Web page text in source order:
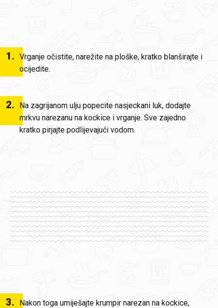
1. Vrganje očistite, narežite na ploške, kratko blanširajte i
ocijedite.
2.
Na zagrijanom ulju popecite nasjeckani luk, dodajte
mrkvu narezanu na kockice i vrganje. Sve zajedno
kratko pirjajte podlijevajući vodom.
3. Nakon toga umiješajte krumpir narezan na kockice,